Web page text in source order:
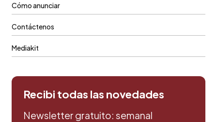
Cómo anunciar
Contáctenos
Mediakit
Recibi todas las novedades
Newsletter gratuito: semanal